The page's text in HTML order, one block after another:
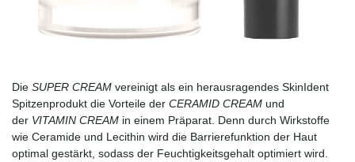
Die SUPER CREAM vereinigt als ein herausragendes SkinIdent
Spitzenprodukt die Vorteile der CERAMID CREAM und
der VITAMIN CREAM in einem Präparat. Denn durch Wirkstoffe
wie Ceramide und Lecithin wird die Barrierefunktion der Haut
optimal gestärkt, sodass der Feuchtigkeitsgehalt optimiert wird.